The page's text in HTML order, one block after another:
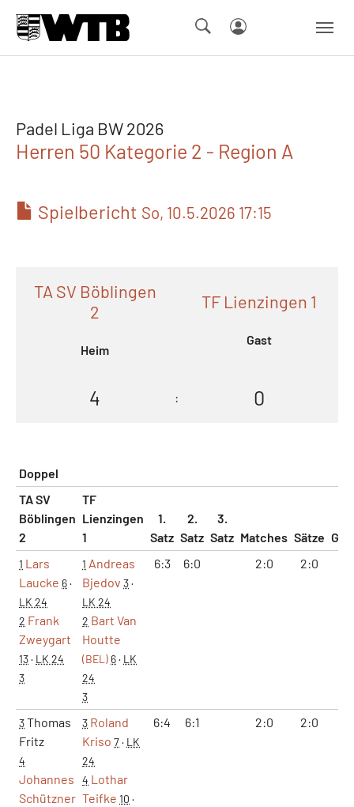
Padel Liga BW 2026
Herren 50 Kategorie 2 - Region A
Spielbericht So, 10.5.2026 17:15
TA SV Böblingen
2
Heim
TF Lienzingen 1
Gast
4 : 0
Doppel
TA SV
Böblingen
2
TF
Lienzingen
1
1.
Satz
2.
Satz
3.
Satz Matches Sätze
1 Lars
Laucke 6·
LK 24
2 Frank
Zweygart
13· LK 24
3
1 Andreas
Bjedov 3·
LK 24
2 Bart Van
Houtte
(BEL) 6· LK
24
3
6:3 6:0 2:0 2:0
3Thomas
Fritz
4
Johannes
Schützner
3 Roland
Kriso 7· LK
24
4 Lothar
Teifke 10 ·
6:4 6:1 2:0 2:0